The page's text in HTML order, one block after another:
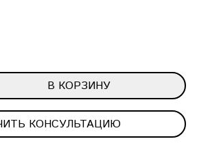
В КОРЗИНУ
КОНСУЛЬТАЦИЮ